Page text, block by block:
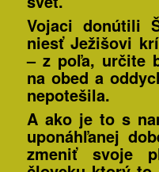
Vojaci donútili
niesť Ježišovi
– z poľa, určite
na obed a
nepotešila.
A ako je to s
uponáhľanej
zmeniť svoje